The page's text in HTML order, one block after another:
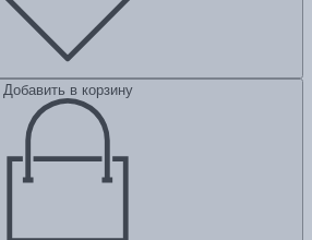
Добавить в корзину